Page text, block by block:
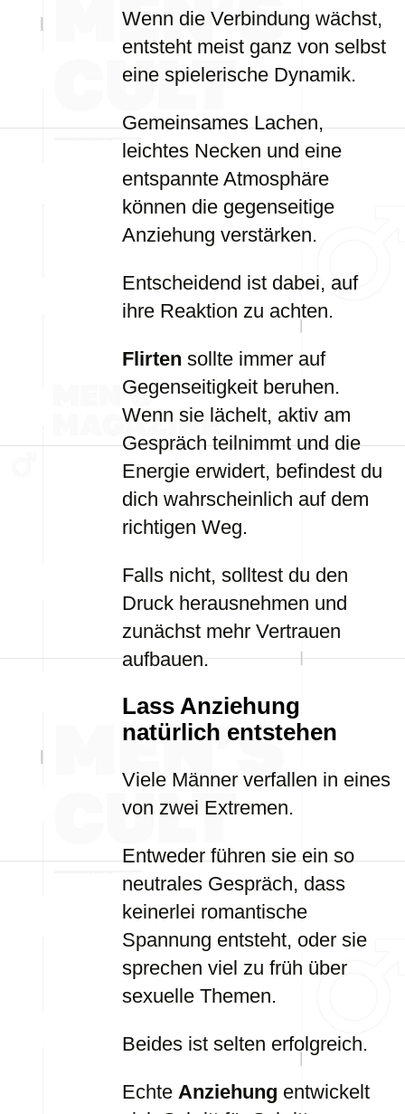
Wenn die Verbindung wächst,
entsteht meist ganz von selbst
eine spielerische Dynamik.
Gemeinsames Lachen,
leichtes Necken und eine
entspannte Atmosphäre
können die gegenseitige
Anziehung verstärken.
Entscheidend ist dabei, auf
ihre Reaktion zu achten.
Flirten sollte immer auf
Gegenseitigkeit beruhen.
Wenn sie lächelt, aktiv am
Gespräch teilnimmt und die
Energie erwidert, befindest du
dich wahrscheinlich auf dem
richtigen Weg.
Falls nicht, solltest du den
Druck herausnehmen und
zunächst mehr Vertrauen
aufbauen.
Lass Anziehung
natürlich entstehen
Viele Männer verfallen in eines
von zwei Extremen.
Entweder führen sie ein so
neutrales Gespräch, dass
keinerlei romantische
Spannung entsteht, oder sie
sprechen viel zu früh über
sexuelle Themen.
Beides ist selten erfolgreich.
Echte Anziehung entwickelt